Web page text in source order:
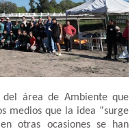
área de Ambiente que
medios que la idea “surge
otras ocasiones se han